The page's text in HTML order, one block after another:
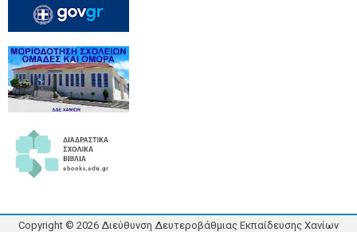
Copyright © 2026 Διεύθυνση Δευτεροβάθμιας Εκπαίδευσης Χανίων